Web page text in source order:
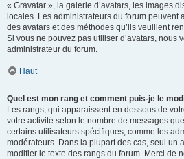
« Gravatar », la galerie d’avatars, les images
locales. Les administrateurs du forum peuvent
des avatars et des méthodes qu’ils veuillent
Si vous ne pouvez pas utiliser d’avatars, nous
administrateur du forum.
Haut
Quel est mon rang et comment puis-je le
Les rangs, qui apparaissent en dessous de
votre activité selon le nombre de messages
certains utilisateurs spécifiques, comme les
modérateurs. Dans la plupart des cas, seul un
modifier le texte des rangs du forum. Merci de